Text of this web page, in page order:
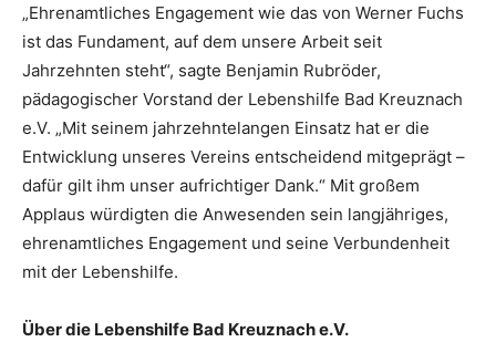
„Ehrenamtliches Engagement wie das von Werner Fuchs
ist das Fundament, auf dem unsere Arbeit seit
Jahrzehnten steht“, sagte Benjamin Rubröder,
pädagogischer Vorstand der Lebenshilfe Bad Kreuznach
e.V. „Mit seinem jahrzehntelangen Einsatz hat er die
Entwicklung unseres Vereins entscheidend mitgeprägt –
dafür gilt ihm unser aufrichtiger Dank.“ Mit großem
Applaus würdigten die Anwesenden sein langjähriges,
ehrenamtliches Engagement und seine Verbundenheit
mit der Lebenshilfe.
Über die Lebenshilfe Bad Kreuznach e.V.